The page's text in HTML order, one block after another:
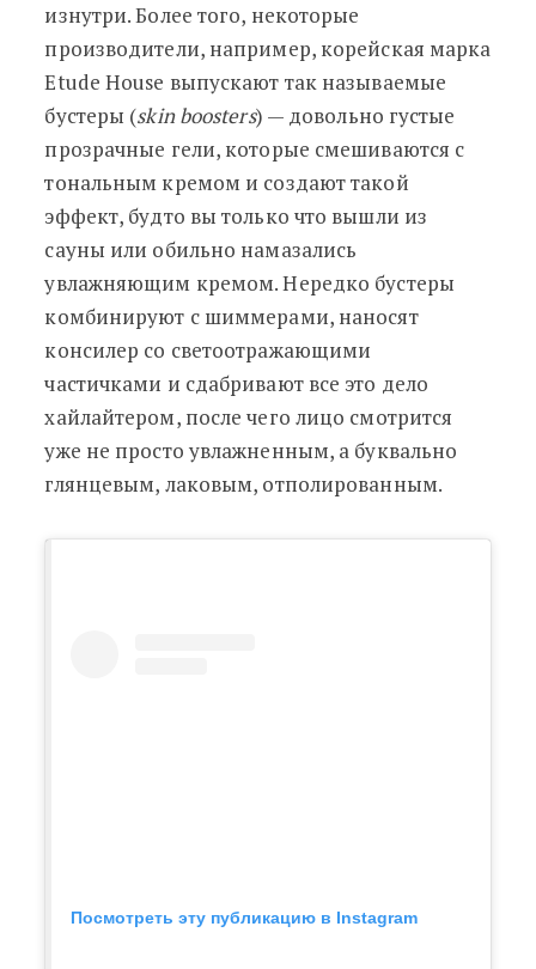
изнутри. Более того, некоторые
производители, например, корейская марка
Etude House выпускают так называемые
бустеры (skin boosters) — довольно густые
прозрачные гели, которые смешиваются с
тональным кремом и создают такой
эффект, будто вы только что вышли из
сауны или обильно намазались
увлажняющим кремом. Нередко бустеры
комбинируют с шиммерами, наносят
консилер со светоотражающими
частичками и сдабривают все это дело
хайлайтером, после чего лицо смотрится
уже не просто увлажненным, а буквально
глянцевым, лаковым, отполированным.
Посмотреть эту публикацию в Instagram